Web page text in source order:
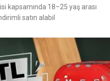
kapsamında 18–25 yaş arası
satın alabil